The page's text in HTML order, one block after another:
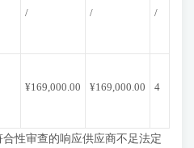
/ / /
¥169,000.00 ¥169,000.00 4
性审查的响应供应商不足法定